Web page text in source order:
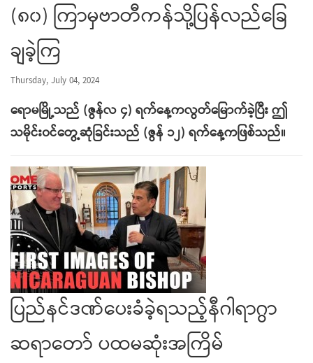
(၈၀) ကြာမှဗာတီကန်သို့ပြန်လည်ခြေ
ချခဲ့ကြ
Thursday, July 04, 2024
ရောမမြို့သည် (ဇွန်လ ၄) ရက်နေ့ကလွတ်မြောက်ခဲ့ပြီး ဤ
သမိုင်း၀င်တွေ့ဆုံခြင်းသည် (ဇွန် ၁၂) ရက်နေ့ကဖြစ်သည်။
ပြည်နင်ဒဏ်ပေးခံခဲ့ရသည့်နီဂါရာဂွာ
ဆရာတော် ပထမဆုံးအကြိမ်